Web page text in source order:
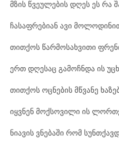
მზის წვეულების დღეს ეს რა
ჩასაფრებიან ავი მოლოდი
თითქოს წარმოსახვითი ფრე
ერთ დღესაც გამოჩნდა ის უც
თითქოს ოცნების მწვანე ხაზე
იყვნენ მოქსოვილი ის ლორთ
ნიავის ვნებაში რომ სუნთქავ